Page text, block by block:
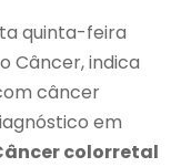
quinta-feira
Câncer, indica
câncer
em
colorretal